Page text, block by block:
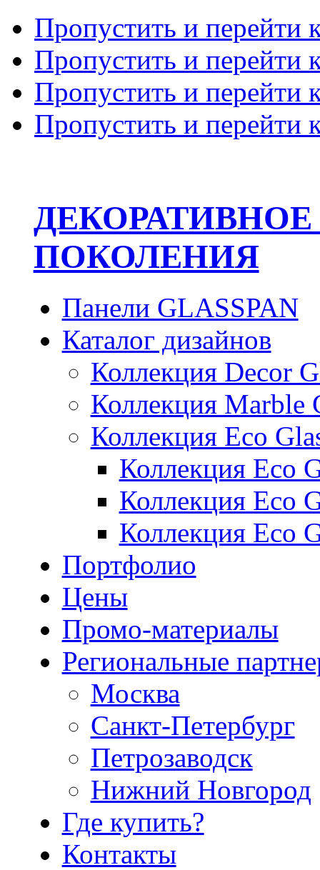
Пропустить и перейти
Пропустить и перейти
Пропустить и перейти
Пропустить и перейти
ПОКОЛЕНИЯ
Панели GLASSPAN
Каталог дизайнов
Коллекция Decor
Коллекция Marble
Коллекция Eco
Коллекция Eco
Коллекция Eco
Коллекция Eco
Портфолио
Цены
Промо-материалы
Региональные
Москва
Санкт-Петербург
Петрозаводск
Нижний Новгород
Где купить?
Контакты